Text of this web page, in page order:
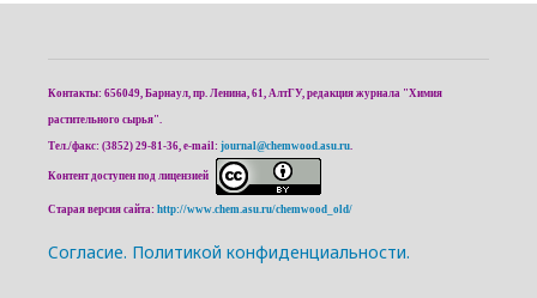
Контакты: 656049, Барнаул, пр. Ленина, 61, АлтГУ, редакция журнала "Химия
растительного сырья".
Тел./факс: (3852) 29-81-36, e-mail: journal@chemwood.asu.ru.
Контент доступен под лицензией
Старая версия сайта: http://www.chem.asu.ru/chemwood_old/
Cогласие. Политикой конфиденциальности.